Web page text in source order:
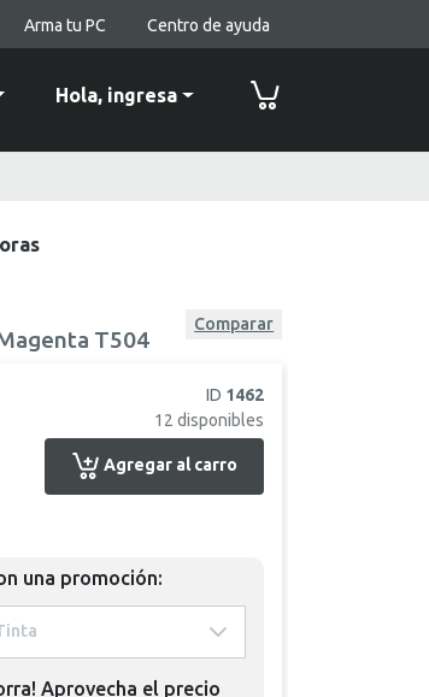
Arma tu PC Centro de ayuda
Hola, ingresa
T504
Comparar
ID 1462
12disponibles
Agregar al carro
una promoción:
Aprovecha el precio